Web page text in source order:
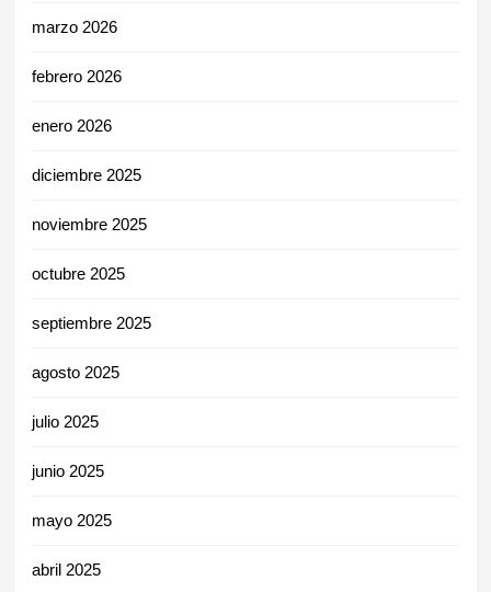
marzo 2026
febrero 2026
enero 2026
diciembre 2025
noviembre 2025
octubre 2025
septiembre 2025
agosto 2025
julio 2025
junio 2025
mayo 2025
abril 2025